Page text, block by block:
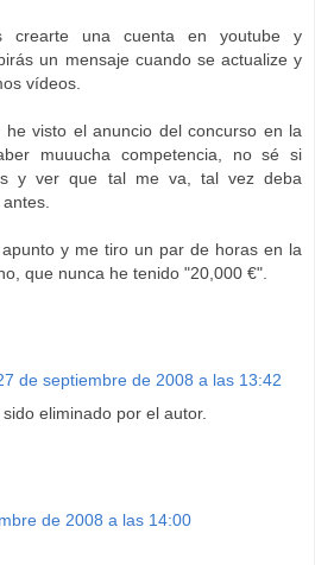
crearte una cuenta en youtube y
un mensaje cuando se actualize y
vídeos.
he visto el anuncio del concurso en la
muuucha competencia, no sé si
y ver que tal me va, tal vez deba
y me tiro un par de horas en la
que nunca he tenido "20,000 €".
de septiembre de 2008 a las 13:42
eliminado por el autor.
de 2008 a las 14:00